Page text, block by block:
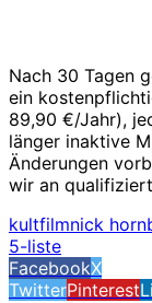
Nach 30 Tagen
ein
89,90 €/Jahr),
länger inaktive
Änderungen
wir an
kultfilmnick
5-liste
FacebookX
TwitterPinterest